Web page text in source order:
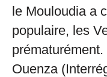
le Mouloudia a
populaire, les
prématurément.
Ouenza